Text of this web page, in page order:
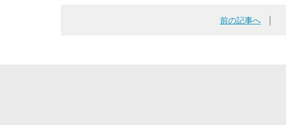
前の記事へ│